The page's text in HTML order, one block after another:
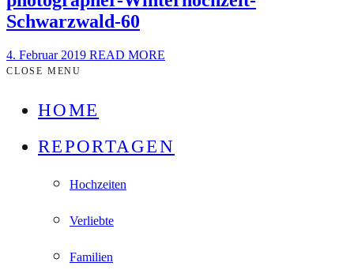
Schwarzwald-60
4. Februar 2019 READ MORE
CLOSE MENU
HOME
REPORTAGEN
Hochzeiten
Verliebte
Familien